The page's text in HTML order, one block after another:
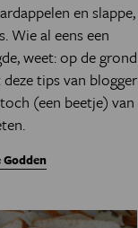
en slappe,
Wie al eens een
weet: op de grond
tips van blogger
(een beetje) van
Godden